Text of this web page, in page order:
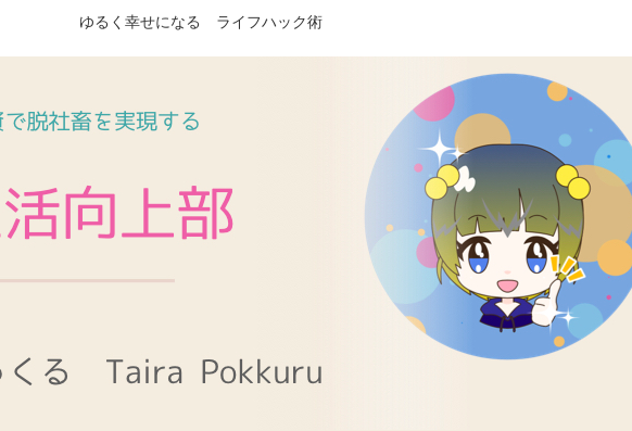
ゆるく幸せになる ライフハック術